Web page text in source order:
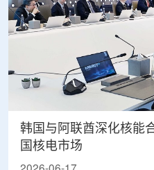
韩国与阿联酋深化核能
国核电市场